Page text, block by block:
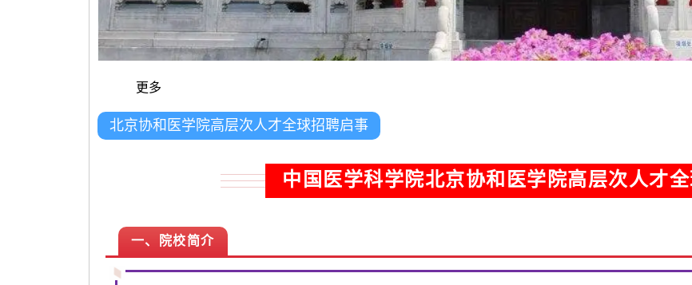
更多
北京协和医学院高层次人才全球招聘启事
中国医学科学院北京协和医学院高层次人才
一、院校简介